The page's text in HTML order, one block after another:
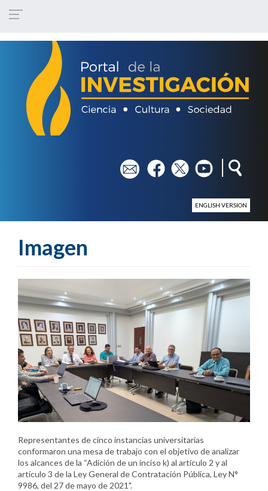
em fb tw yt
ENGLISH VERSION
Imagen
Representantes de cinco instancias universitarias
conformaron una mesa de trabajo con el objetivo de analizar
los alcances de la “Adición de un inciso k) al artículo 2 y al
artículo 3 de la Ley General de Contratación Pública, Ley N°
9986, del 27 de mayo de 2021".